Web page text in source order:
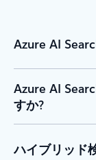
Azure AI
Azure AI
すか?
ハイブリッド